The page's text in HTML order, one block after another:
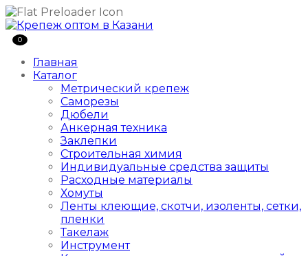
0
Главная
Каталог
Метрический крепеж
Саморезы
Дюбели
Анкерная техника
Заклепки
Строительная химия
Индивидуальные средства защиты
Расходные материалы
Хомуты
Ленты клеющие, скотчи, изоленты, сетки,
пленки
Такелаж
Инструмент